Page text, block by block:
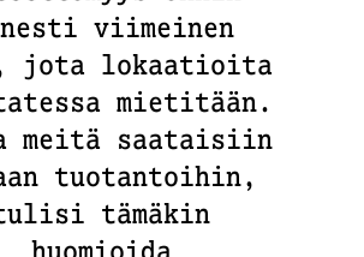
viimeinen
jota lokaatioita
mietitään.
meitä saataisiin
tuotantoihin,
tämäkin